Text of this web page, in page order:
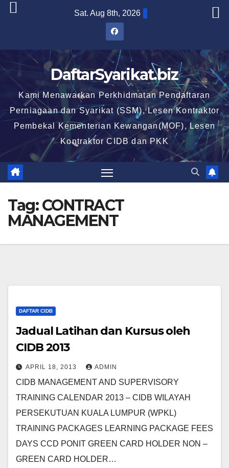
Sat. Aug 8th, 2026
DaftarSyarikat.biz
Kami Menawarkan Perkhidmatan Pendaftaran
Perniagaan dan Syarikat (SSM), Lesen Kontraktor
Pembekal Kementerian Kewangan(MOF), Lesen
Kontraktor CIDB dan PKK
Tag:CONTRACT
MANAGEMENT
DAFTAR CIDB
Jadual Latihan dan Kursus oleh
CIDB 2013
APRIL 18, 2013 ADMIN
CIDB MANAGEMENT AND SUPERVISORY
TRAINING CALENDAR 2013 – CIDB WILAYAH
PERSEKUTUAN KUALA LUMPUR (WPKL)
TRAINING PACKAGES LEARNING PACKAGE FEES
DAYS CCD PONIT GREEN CARD HOLDER NON –
GREEN CARD HOLDER…